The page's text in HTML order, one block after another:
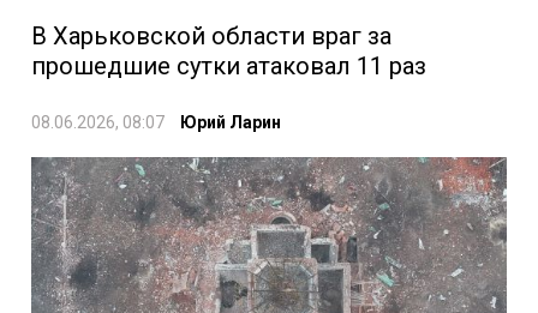
В Харьковской области враг за
прошедшие сутки атаковал 11 раз
08.06.2026, 08:07 Юрий Ларин